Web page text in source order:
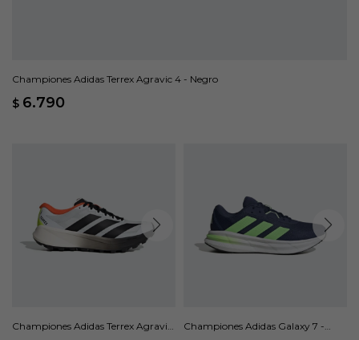
Championes Adidas Terrex Agravic 4 - Negro
$ 6.790
Championes Adidas Terrex Agravic
Championes Adidas Galaxy 7 -